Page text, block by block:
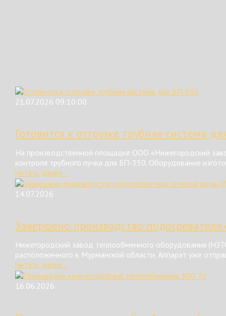
21.07.2026 09:10:00
Готовится к отгрузке трубная система
На производственной площадке ООО «Нижегородский
контроля трубного пучка для БП-350. Оборудование
Читать далее...
14.07.2026
Завершено производство
Нижегородский завод теплообменного оборудования
расположенного в Мурманской области. Аппарат уже
Читать далее...
16.06.2026